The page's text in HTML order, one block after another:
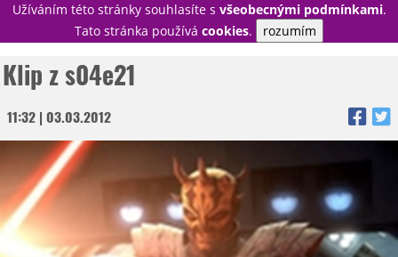
Užíváním této stránky souhlasíte s všeobecnými podmínkami.
Tato stránka používá cookies. rozumím
PŘIHLÁSIT
NOVINKY
TÉMATA
RECENZE
EPIZODY
KULT
TRAILERY
GALERIE
Klip z s04e21
11:32 | 03.03.2012